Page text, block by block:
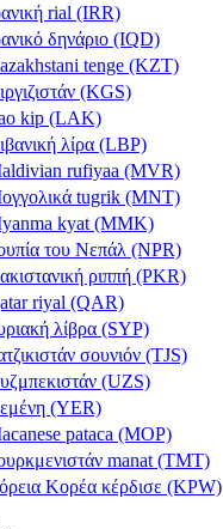
rial (IRR)
δηνάριο (IQD)
tenge (KZT)
(KGS)
kip (LAK)
λίρα (LBP)
rufiyaa (MVR)
tugrik (MNT)
kyat (MMK)
του Νεπάλ (NPR)
ριππή (PKR)
riyal (QAR)
λίβρα (SYP)
σουνιόν (TJS)
(UZS)
(YER)
pataca (MOP)
manat (TMT)
Κορέα κέρδισε (KPW)